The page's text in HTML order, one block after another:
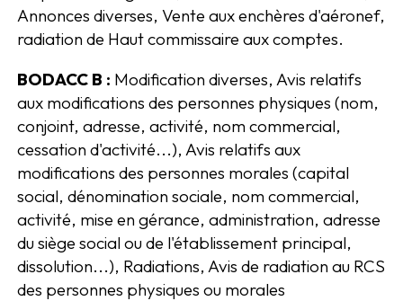
Annonces diverses, Vente aux enchères d'aéronef,
radiation de Haut commissaire aux comptes.
BODACC B : Modification diverses, Avis relatifs
aux modifications des personnes physiques (nom,
conjoint, adresse, activité, nom commercial,
cessation d'activité...), Avis relatifs aux
modifications des personnes morales (capital
social, dénomination sociale, nom commercial,
activité, mise en gérance, administration, adresse
du siège social ou de l'établissement principal,
dissolution...), Radiations, Avis de radiation au RCS
des personnes physiques ou morales